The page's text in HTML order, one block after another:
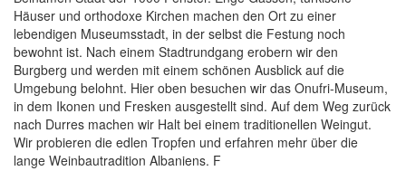
Häuser und orthodoxe Kirchen machen den Ort zu einer
lebendigen Museumsstadt, in der selbst die Festung noch
bewohnt ist. Nach einem Stadtrundgang erobern wir den
Burgberg und werden mit einem schönen Ausblick auf die
Umgebung belohnt. Hier oben besuchen wir das Onufri-Museum,
in dem Ikonen und Fresken ausgestellt sind. Auf dem Weg zurück
nach Durres machen wir Halt bei einem traditionellen Weingut.
Wir probieren die edlen Tropfen und erfahren mehr über die
lange Weinbautradition Albaniens. F